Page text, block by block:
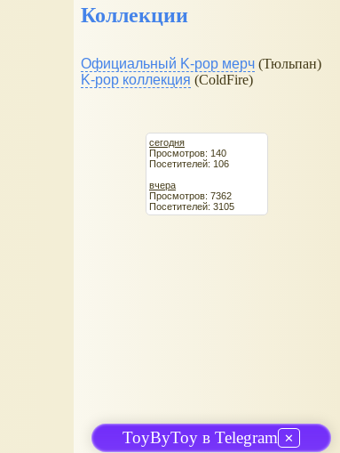
Коллекции
Официальный K-pop мерч (Тюльпан)
K-pop коллекция (ColdFire)
сегодня
Просмотров: 140
Посетителей: 106
вчера
Просмотров: 7362
Посетителей: 3105
ToyByToy в Telegram ✕